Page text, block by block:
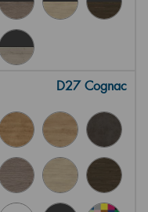
D27 Cognac